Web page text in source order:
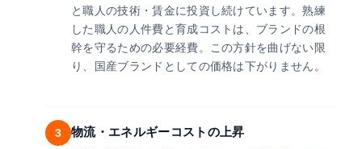
と職人の技術・賃金に投資し続けています。熟練
した職人の人件費と育成コストは、ブランドの根
幹を守るための必要経費。この方針を曲げない限
り、国産ブランドとしての価格は下がりません。
3 物流・エネルギーコストの上昇